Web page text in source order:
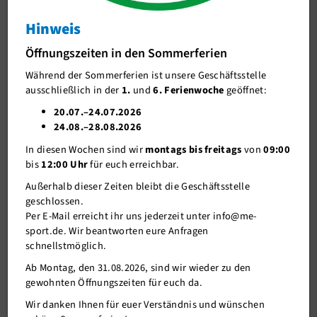
Beitragzahlung: Rücklastschrift und SEPA-
Mandat
Fragen zur Beitragszahlung ? - unser Mitgliederservice
kann helfen!
Rücklastschrift - was nun?
Der fällige Beitrag konnte nicht eingezogen werden, da die Bank
die Lastschrift zurückgegeben hat. Dieser Vorgang wird auf dem
Kontoauszug dokumentiert. Was geschieht nun? Sie überweisen
uns umgehend den fälligen Beitrag zzgl. der ausgewiesenen
Rücklastschriftgebühren. Es entstehen keine weiteren Gebühren.
Oder: Der Betrag wird in einer Mahnung fällig gestellt. Diese geht
dem Mitglied per Post zu. Sie enthält den fälligen Beitrag, je nach
eigene Gebühren und 7,50€ Mahngebühren.
J-Team
Stellenangebote
Förderverein me-sport e.V.
Mitgliederservice
Verantwortung
Hinweis
Öffnungszeiten in den Sommerferien
Während der Sommerferien ist unsere Geschäftsstelle
ausschließlich in der 1. und6. Ferienwochegeöffnet:
20.07.–24.07.2026
24.08.–28.08.2026
In diesen Wochen sind wirmontags bis freitagsvon09:00
bis12:00 Uhrfür euch erreichbar.
Außerhalb dieser Zeiten bleibt die Geschäftsstelle
geschlossen.
Per E-Mail erreicht ihr uns jederzeit unter info@me-
sport.de. Wir beantworten eure Anfragen
schnellstmöglich.
Ab Montag, den 31.08.2026, sind wir wieder zu den
gewohnten Öffnungszeiten für euch da.
Wir danken Ihnen für euer Verständnis und wünschen